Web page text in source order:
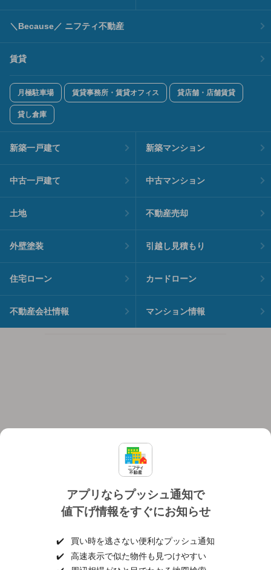
アプリならプッシュ通知で
値下げ情報をすぐにお知らせ
✔️
買い時を逃さない便利なプッシュ通知
✔️
高速表示で似た物件も見つけやすい
＼Because／ ニフティ不動産
賃貸
月極駐車場 賃貸事務所・賃貸オフィス 貸店舗・店舗賃貸
貸し倉庫
新築一戸建て 新築マンション
中古一戸建て 中古マンション
土地 不動産売却
外壁塗装 引越し見積もり
住宅ローン カードローン
不動産会社情報 マンション情報
個人情報保護ポリシー 利用規約
ヘルプ・お問い合わせ 採用情報